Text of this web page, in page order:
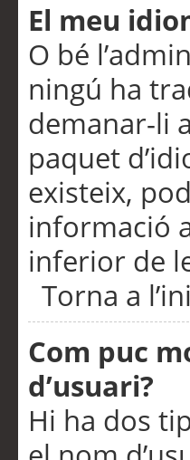
El meu
O bé
ningú ha
demanar-li
paquet
existeix,
informació
inferior de
Torna a
Com puc
d’usuari?
Hi ha dos